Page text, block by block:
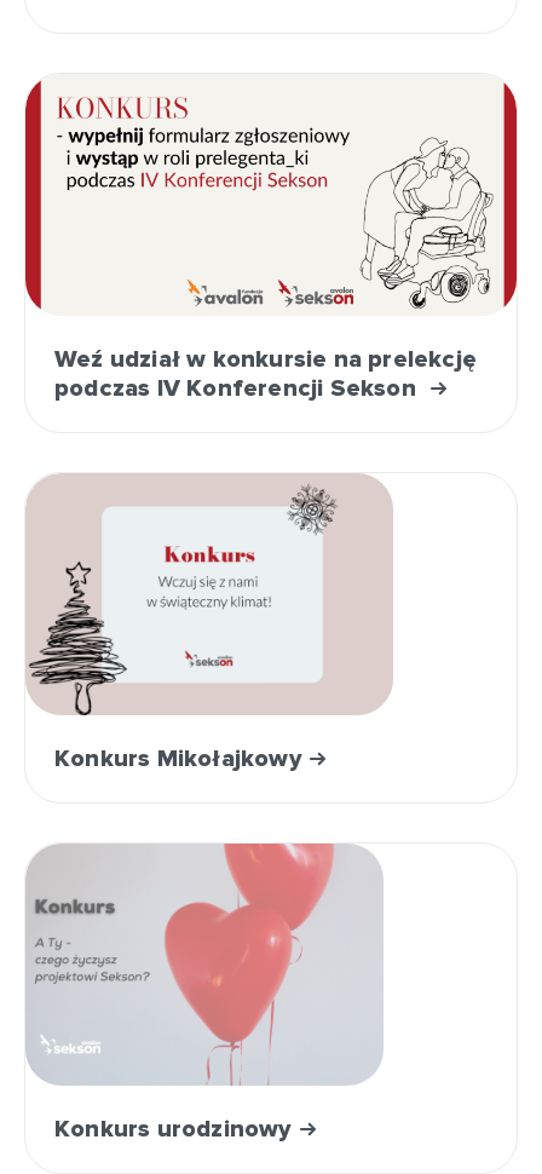
Weź udział w konkursie na prelekcję
podczas IV Konferencji Sekson
Konkurs Mikołajkowy
Konkurs urodzinowy